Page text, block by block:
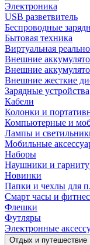
Электроника
USB разветвитель
Беспроводные
Бытовая техника
Виртуальная
Внешние
Внешние
Внешние жесткие
Зарядные устройства
Кабели
Колонки и
Компьютерные и
Лампы и
Мобильные
Наборы
Наушники и
Новинки
Папки и чехлы для
Смарт часы и
Флешки
Футляры
Электронные
Отдых и путешествие